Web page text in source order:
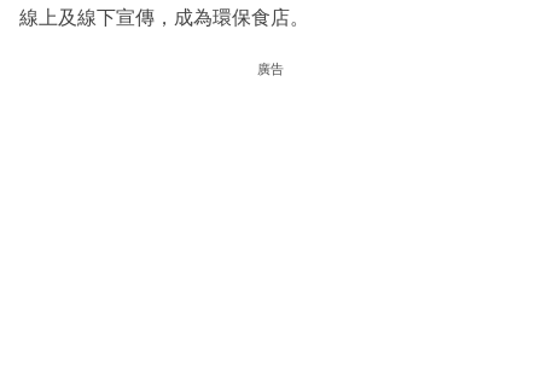
線上及線下宣傳，成為環保食店。
廣告